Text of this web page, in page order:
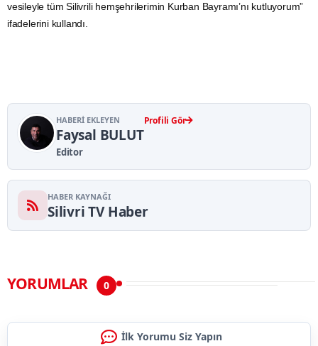
vesileyle tüm Silivrili hemşehrilerimin Kurban Bayramı’nı kutluyorum”
ifadelerini kullandı.